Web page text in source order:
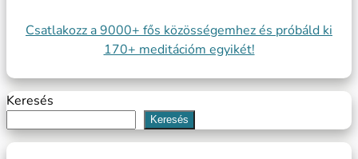
Csatlakozz a 9000+ fős közösségemhez és próbáld ki
170+ meditációm egyikét!
Keresés
Keresés